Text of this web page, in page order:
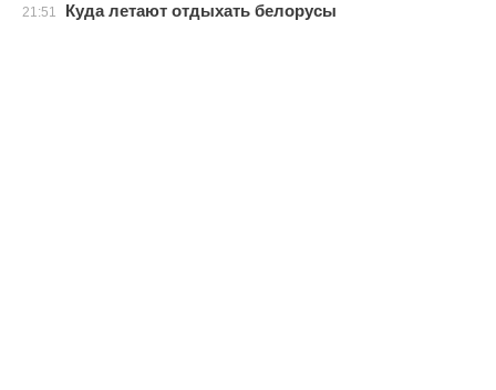
21:51 Куда летают отдыхать белорусы